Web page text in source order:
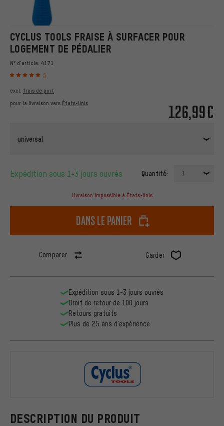
CYCLUS TOOLS FRAISE À SURFACER POUR
LOGEMENT DE PÉDALIER
N° d'article: 4171
5
126,99€
excl. frais de port
pour la livraison vers États-Unis
universal
Expédition sous 1-3 jours ouvrés Quantité: 1
Livraison impossible à États-Unis
dans le panier
Comparer Garder
DESCRIPTION DU PRODUIT
Expédition sous 1-3 jours ouvrés
Droit de retour de 100 jours
Retours gratuits
Plus de 25 ans d'expérience